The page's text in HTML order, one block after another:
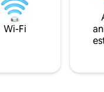
Wi-Fi